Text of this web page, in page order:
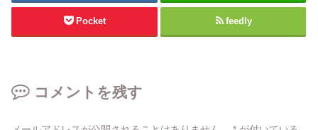
Pocket feedly
コメントを残す